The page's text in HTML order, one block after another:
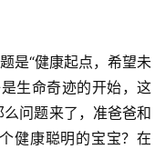
是“健康起点，希望未
生命奇迹的开始，这
问题来了，准爸爸和
健康聪明的宝宝？在